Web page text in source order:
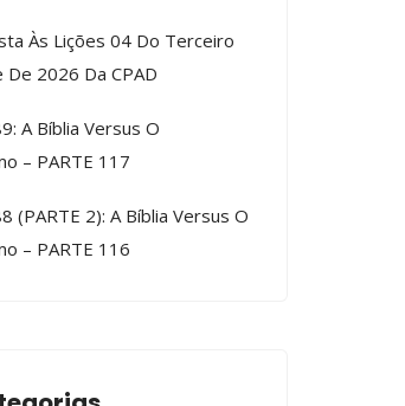
Às Lições 04 Do Terceiro
2026 Da CPAD
A Bíblia Versus O
– PARTE 117
(PARTE 2): A Bíblia Versus O
– PARTE 116